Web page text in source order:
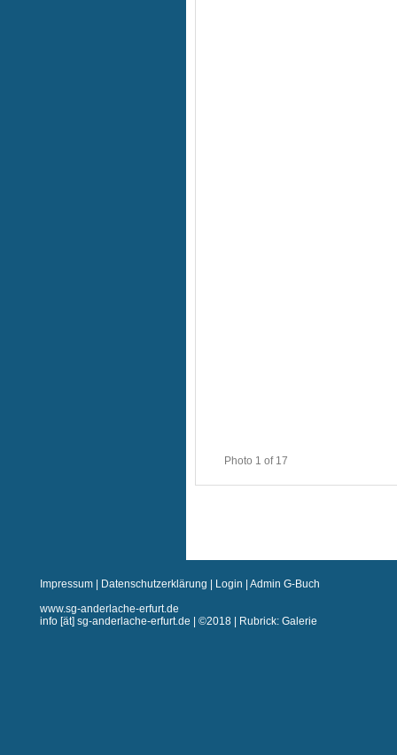
Photo 1 of 17
Impressum Datenschutzerklärung Login
Admin G-Buch
www.sg-anderlache-erfurt.de
info [ät] sg-anderlache-erfurt.de | ©2018 | Rubrick: Galerie